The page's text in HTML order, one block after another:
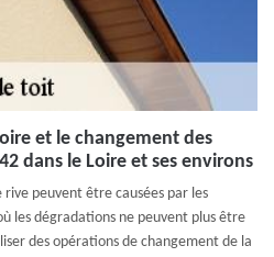
et le changement des
dans le Loire et ses environs
rive peuvent être causées par les
les dégradations ne peuvent plus être
des opérations de changement de la